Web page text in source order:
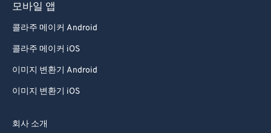
모바일 앱
콜라주 메이커 Android
콜라주 메이커 iOS
이미지 변환기 Android
이미지 변환기 iOS
회사 소개